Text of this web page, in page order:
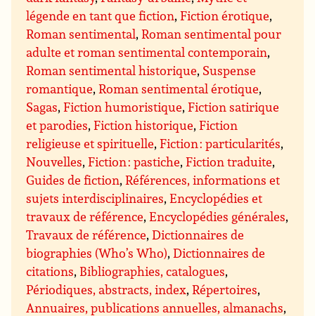
légende en tant que fiction,Fiction érotique,
Roman sentimental,Roman sentimental pour
adulte et roman sentimental contemporain,
Roman sentimental historique, Suspense
romantique,Roman sentimental érotique,
Sagas,Fiction humoristique,Fiction satirique
et parodies,Fiction historique,Fiction
religieuse et spirituelle,Fiction : particularités,
Nouvelles,Fiction : pastiche,Fiction traduite,
Guides de fiction,Références, informations et
sujets interdisciplinaires,Encyclopédies et
travaux de référence,Encyclopédies générales,
Travaux de référence,Dictionnaires de
biographies (Who’s Who),Dictionnaires de
citations, Bibliographies, catalogues,
Périodiques, abstracts, index,Répertoires,
Annuaires, publications annuelles, almanachs,